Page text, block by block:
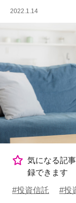
2022.1.14
気になる記
録できます
#投資信託 #投